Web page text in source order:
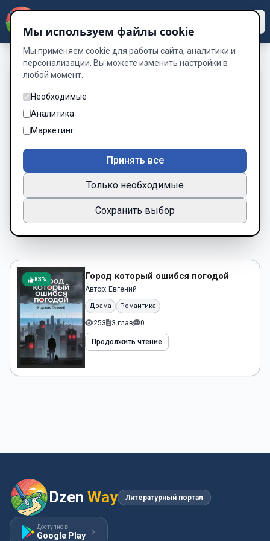
Книги о Антигерой —
читать онлайн
бесплатно
Подборка книг по жанру «Антигерой»
Новинки Популярные
83% Город который ошибся погодой
Автор: Евгений
Драма Романтика
253 3 глав 0
Продолжить чтение
Dzen Way Литературный портал
Доступно в
Google Play
Мы используем файлы cookie
Мы применяем cookie для работы сайта, аналитики и
персонализации. Вы можете изменить настройки в
любой момент.
Необходимые
Аналитика
Маркетинг
Принять все
Только необходимые
Сохранить выбор